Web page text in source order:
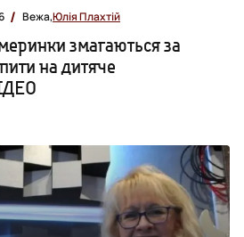
Вежа,Юлія Плахтій
змагаються за
на дитяче